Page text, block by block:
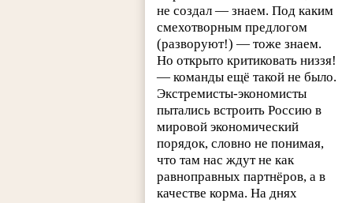
не создал — знаем. Под каким
смехотворным предлогом
(разворуют!) — тоже знаем.
Но открыто критиковать низзя!
— команды ещё такой не было.
Экстремисты-экономисты
пытались встроить Россию в
мировой экономический
порядок, словно не понимая,
что там нас ждут не как
равноправных партнёров, а в
качестве корма. На днях